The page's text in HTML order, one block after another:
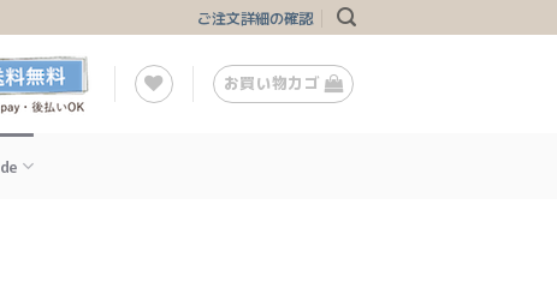
ご注文詳細の確認
お買い物カゴ